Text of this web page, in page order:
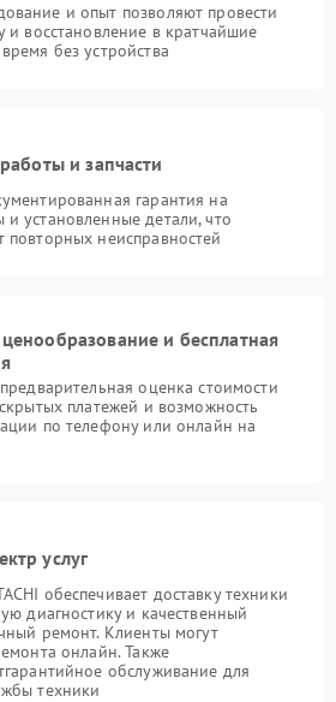
и опыт позволяют провести
и восстановление в кратчайшие
без устройства
и запчасти
гарантия на
установленные детали, что
неисправностей
и бесплатная
оценка стоимости
платежей и возможность
по телефону или онлайн на
услуг
обеспечивает доставку техники
диагностику и качественный
ремонт. Клиенты могут
онлайн. Также
обслуживание для
техники